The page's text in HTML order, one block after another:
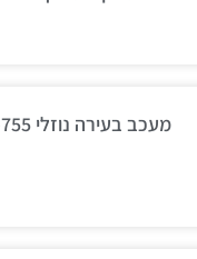
מעכב בעירה נוזלי PFR -755